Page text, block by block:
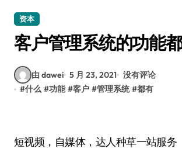
资本
客户管理系统的功能
由 dawei 5 月 23, 2021 没有评论
#什么 #功能 #客户 #管理系统 #都有
短视频，自媒体，达人种草一站服务